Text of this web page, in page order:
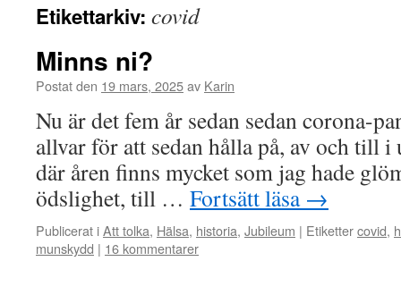
Etikettarkiv: covid
Minns ni?
Postat den 19 mars, 2025av Karin
Nu är det fem år sedan sedan corona-
allvar för att sedan hålla på, av och till i
där åren finns mycket som jag hade
ödslighet, till … Fortsätt läsa →
Publicerat iAtt tolka, Hälsa, historia, Jubileum | Etikettercovid,
munskydd | 16 kommentarer